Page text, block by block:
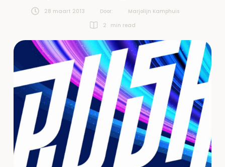
28 maart 2013 Door:
Marjolijn Kamphuis
2
min read